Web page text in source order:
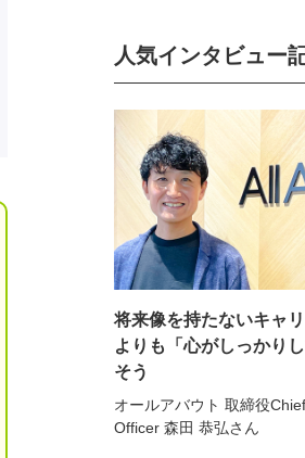
人気インタビュー
将来像を持たないキャ
よりも「心がしっかり
そう
オールアバウト 取締役
Officer 森田 恭弘さん